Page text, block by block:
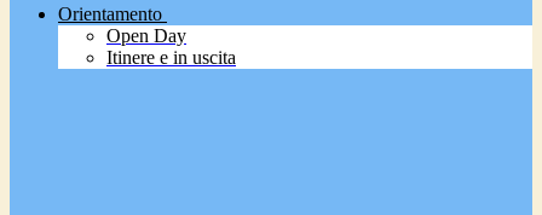
Orientamento
Open Day
Itinere e in uscita